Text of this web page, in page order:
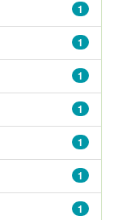
1
1
1
1
1
1
1